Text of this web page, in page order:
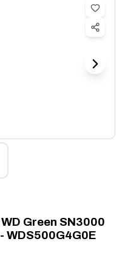
Green SN3000
WDS500G4G0E